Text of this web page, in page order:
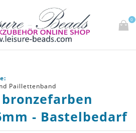
0
Paillettenband
- Bastelbedarf